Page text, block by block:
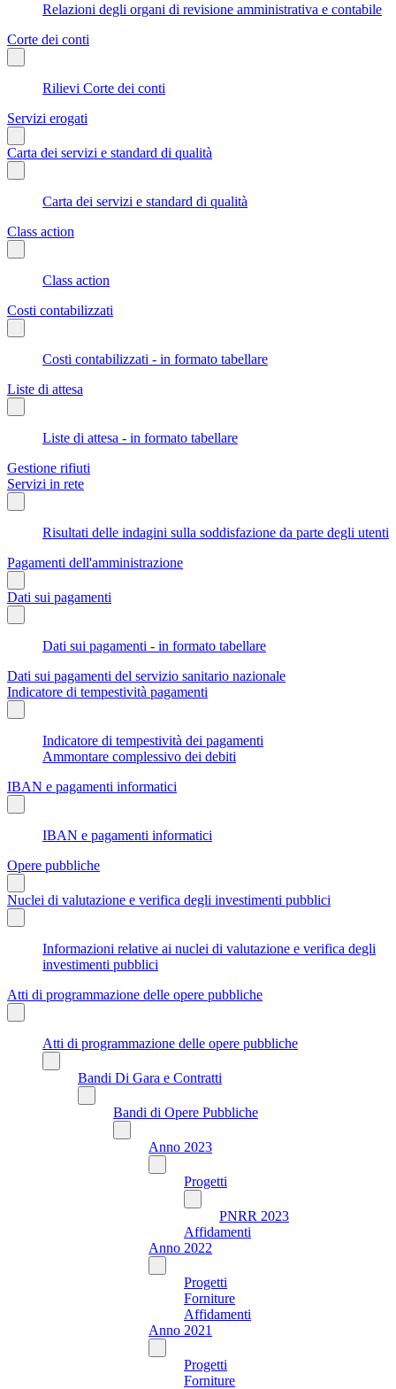
Relazioni degli organi di revisione amministrativa e contabile
Corte dei conti
Rilievi Corte dei conti
Servizi erogati
Carta dei servizi e standard di qualità
Carta dei servizi e standard di qualità
Class action
Class action
Costi contabilizzati
Costi contabilizzati - in formato tabellare
Liste di attesa
Liste di attesa - in formato tabellare
Gestione rifiuti
Servizi in rete
Risultati delle indagini sulla soddisfazione da parte degli utenti
Pagamenti dell'amministrazione
Dati sui pagamenti
Dati sui pagamenti - in formato tabellare
Dati sui pagamenti del servizio sanitario nazionale
Indicatore di tempestività pagamenti
Indicatore di tempestività dei pagamenti
Ammontare complessivo dei debiti
IBAN e pagamenti informatici
IBAN e pagamenti informatici
Opere pubbliche
Nuclei di valutazione e verifica degli investimenti pubblici
Informazioni relative ai nuclei di valutazione e verifica degli
investimenti pubblici
Atti di programmazione delle opere pubbliche
Atti di programmazione delle opere pubbliche
Bandi Di Gara e Contratti
Bandi di Opere Pubbliche
Anno 2023
Progetti
PNRR 2023
Affidamenti
Anno 2022
Progetti
Forniture
Affidamenti
Anno 2021
Progetti
Forniture